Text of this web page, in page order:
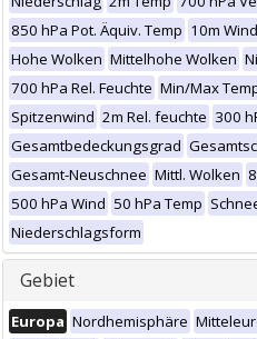
850 hPa Pot. Äquiv. Temp 10m Wind
Hohe Wolken Mittelhohe Wolken
700 hPa Rel. Feuchte Min/Max
Spitzenwind 2m Rel. feuchte 300
Gesamtbedeckungsgrad
Gesamt-Neuschnee Mittl. Wolken
500 hPa Wind 50 hPa Temp
Niederschlagsform
Gebiet
Europa Nordhemisphäre